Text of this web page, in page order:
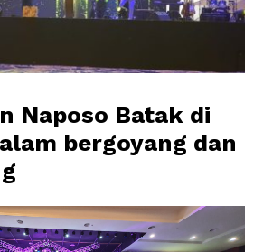
Naposo Batak di
bergoyang dan